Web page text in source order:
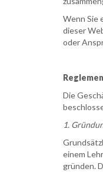
Wenn Sie
dieser
oder
Die
1.
einem
gründen.